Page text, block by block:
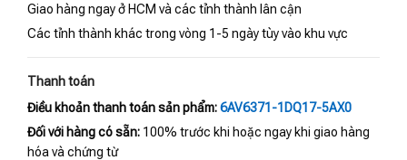
Giao hàng ngay ở HCM và các tỉnh thành lân cận
Các tỉnh thành khác trong vòng 1-5 ngày tùy vào khu vực
Thanh toán
Điều khoản thanh toán sản phẩm:6AV6371-1DQ17-5AX0
Đối với hàng có sẵn: 100% trước khi hoặc ngay khi giao hàng
hóa và chứng từ